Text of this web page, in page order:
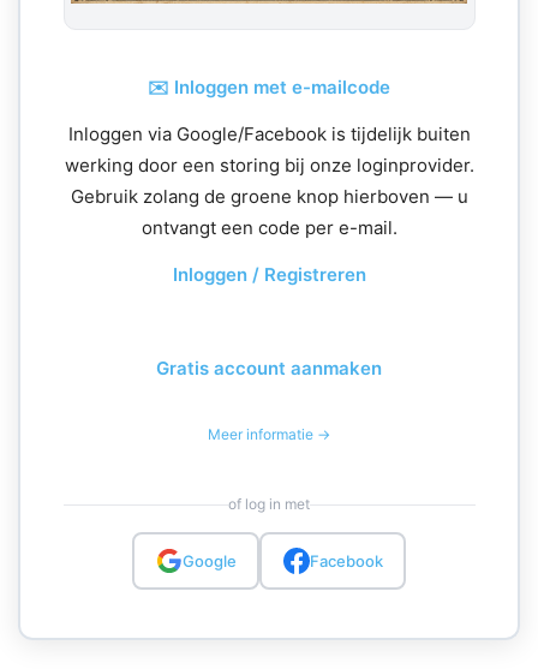
✉️ Inloggen met e-mailcode
Inloggen via Google/Facebook is tijdelijk buiten
werking door een storing bij onze loginprovider.
Gebruik zolang de groene knop hierboven — u
ontvangt een code per e-mail.
Inloggen / Registreren
Gratis account aanmaken
Meer informatie →
of log in met
Google Facebook